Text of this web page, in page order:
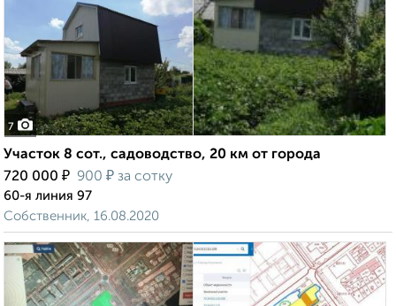
7
Участок 8 сот., садоводство, 20 км от города
720 000 ₽ 900 ₽ за сотку
60-я линия 97
Собственник, 16.08.2020